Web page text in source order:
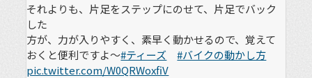
それよりも、片足をステップにのせて、片足でバック
した
方が、力が入りやすく、素早く動かせるので、覚えて
おくと便利ですよ～#ティーズ
#バイクの動かし方
pic.twitter.com/W0QRWoxfiV